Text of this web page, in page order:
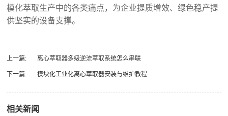
模化萃取生产中的各类痛点，为企业提质增效、绿色稳产提
供坚实的设备支撑。
上一篇: 离心萃取器多级逆流萃取系统怎么串联
下一篇: 模块化工业化离心萃取器安装与维护教程
相关新闻